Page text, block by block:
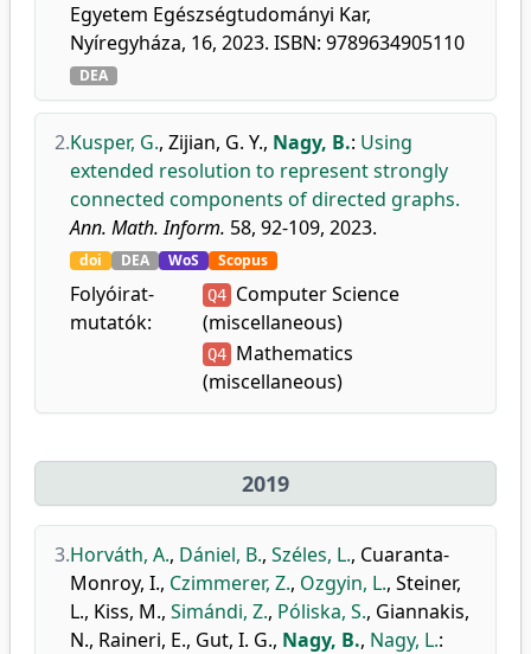
Egyetem Egészségtudományi Kar,
Nyíregyháza, 16, 2023. ISBN: 9789634905110
DEA
2.Kusper, G., Zijian, G. Y., Nagy, B.: Using
extended resolution to represent strongly
connected components of directed graphs.
Ann. Math. Inform. 58, 92-109, 2023.
doi DEA WoS Scopus
Folyóirat-
mutatók:
Q4 Computer Science
(miscellaneous)
Q4 Mathematics
(miscellaneous)
2019
3.Horváth, A., Dániel, B., Széles, L., Cuaranta-
Monroy, I., Czimmerer, Z., Ozgyin, L., Steiner,
L., Kiss, M., Simándi, Z., Póliska, S., Giannakis,
N., Raineri, E., Gut, I. G., Nagy, B., Nagy, L.: